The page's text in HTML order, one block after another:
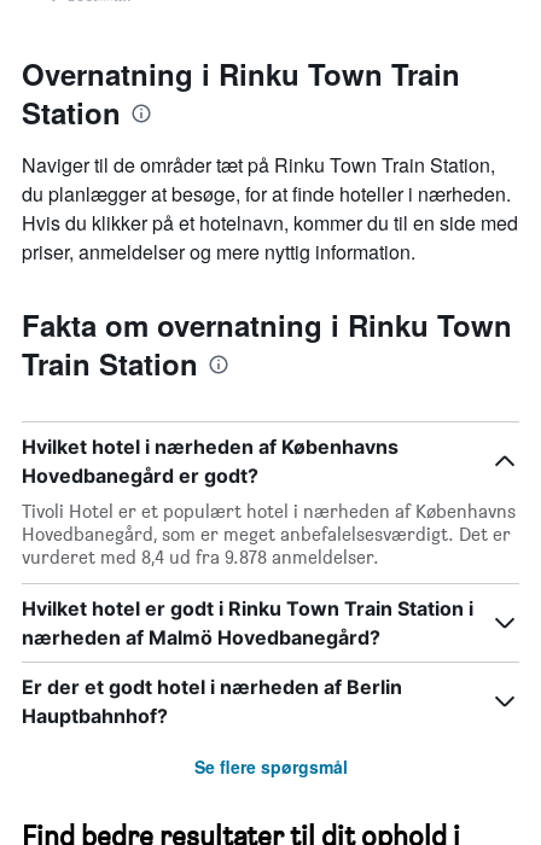
Overnatning i Rinku Town Train
Station
Naviger til de områder tæt på Rinku Town Train Station,
du planlægger at besøge, for at finde hoteller i nærheden.
Hvis du klikker på et hotelnavn, kommer du til en side med
priser, anmeldelser og mere nyttig information.
Fakta om overnatning i Rinku Town
Train Station
Hvilket hotel i nærheden af Københavns
Hovedbanegård er godt?
Tivoli Hotel er et populært hotel i nærheden af Københavns
Hovedbanegård, som er meget anbefalelsesværdigt. Det er
vurderet med 8,4 ud fra 9.878 anmeldelser.
Hvilket hotel er godt i Rinku Town Train Station i
nærheden af Malmö Hovedbanegård?
Er der et godt hotel i nærheden af Berlin
Hauptbahnhof?
Se flere spørgsmål
Find bedre resultater til dit ophold i